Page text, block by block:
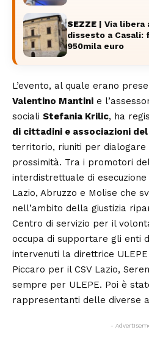
SEZZE | Via libera
dissesto a Casali:
950mila euro
L’evento, al quale erano
Valentino Mantini e
sociali Stefania Krilic, ha
di cittadini e associazioni
territorio, riuniti per dialogare
prossimità. Tra i promotori
interdistrettuale di
Lazio, Abruzzo e Molise che
nell’ambito della giustizia
Centro di servizio per il
occupa di supportare gli enti
intervenuti la direttrice
Piccaro per il CSV Lazio,
sempre per ULEPE. Poi è
rappresentanti delle diverse
-